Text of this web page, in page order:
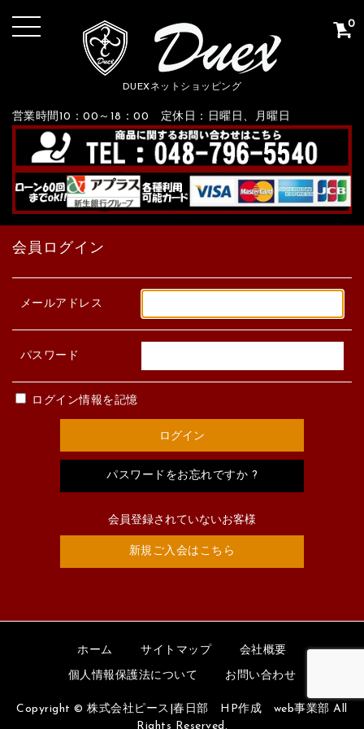
DUEXネットショッピング
営業時間10：00～18：00 定休日：日曜日、月曜日
0
会員ログイン
メールアドレス
パスワード
ログイン情報を記憶
パスワードをお忘れですか ?
会員登録されていないお客様
新規ご入会はこちら
ホーム サイトマップ 会社概要
個人情報保護法について お問い合わせ
Copyright © 株式会社ピース|春日部 HP作成 web事業部 All
Rights Reserved.